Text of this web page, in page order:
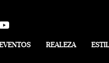
REALEZA